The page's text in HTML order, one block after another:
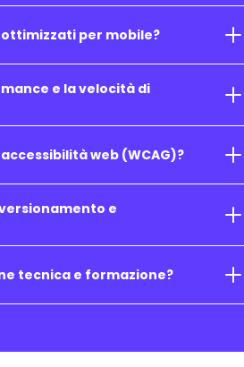
per mobile?
e la velocità di
web (WCAG)?
e
tecnica e formazione?